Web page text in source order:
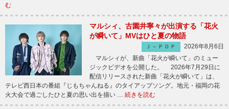
む
マルシィ、古園井寧々が出演する「花火
が瞬いて」MVはひと夏の物語
Ｊ－ＰＯＰ
2026年8月6日
マルシィが、新曲「花火が瞬いて」のミュー
ジックビデオを公開した。 2026年7月29日に
配信リリースされた新曲「花火が瞬いて」は、
テレビ西日本の番組『じもちゃんねる』のタイアップソング。地元・福岡の花
火大会で過ごしたひと夏の思い出を描い … 続きを読む